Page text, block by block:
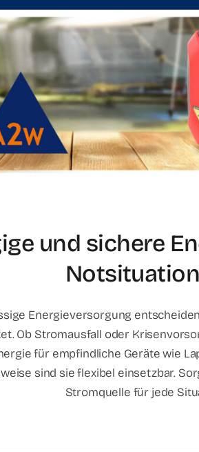
und sichere
Energieversorgung
Ob Stromausfall oder
für empfindliche Geräte wie
sind sie flexibel einsetzbar.
Stromquelle für jede